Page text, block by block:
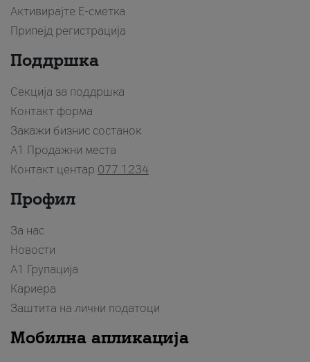
Активирајте Е-сметка
Припејд регистрација
Поддршка
Секција за поддршка
Контакт форма
Закажи бизнис состанок
A1 Продажни места
Контакт центар 077 1234
Профил
За нас
Новости
А1 Групација
Кариера
Заштита на лични податоци
Мобилна апликација